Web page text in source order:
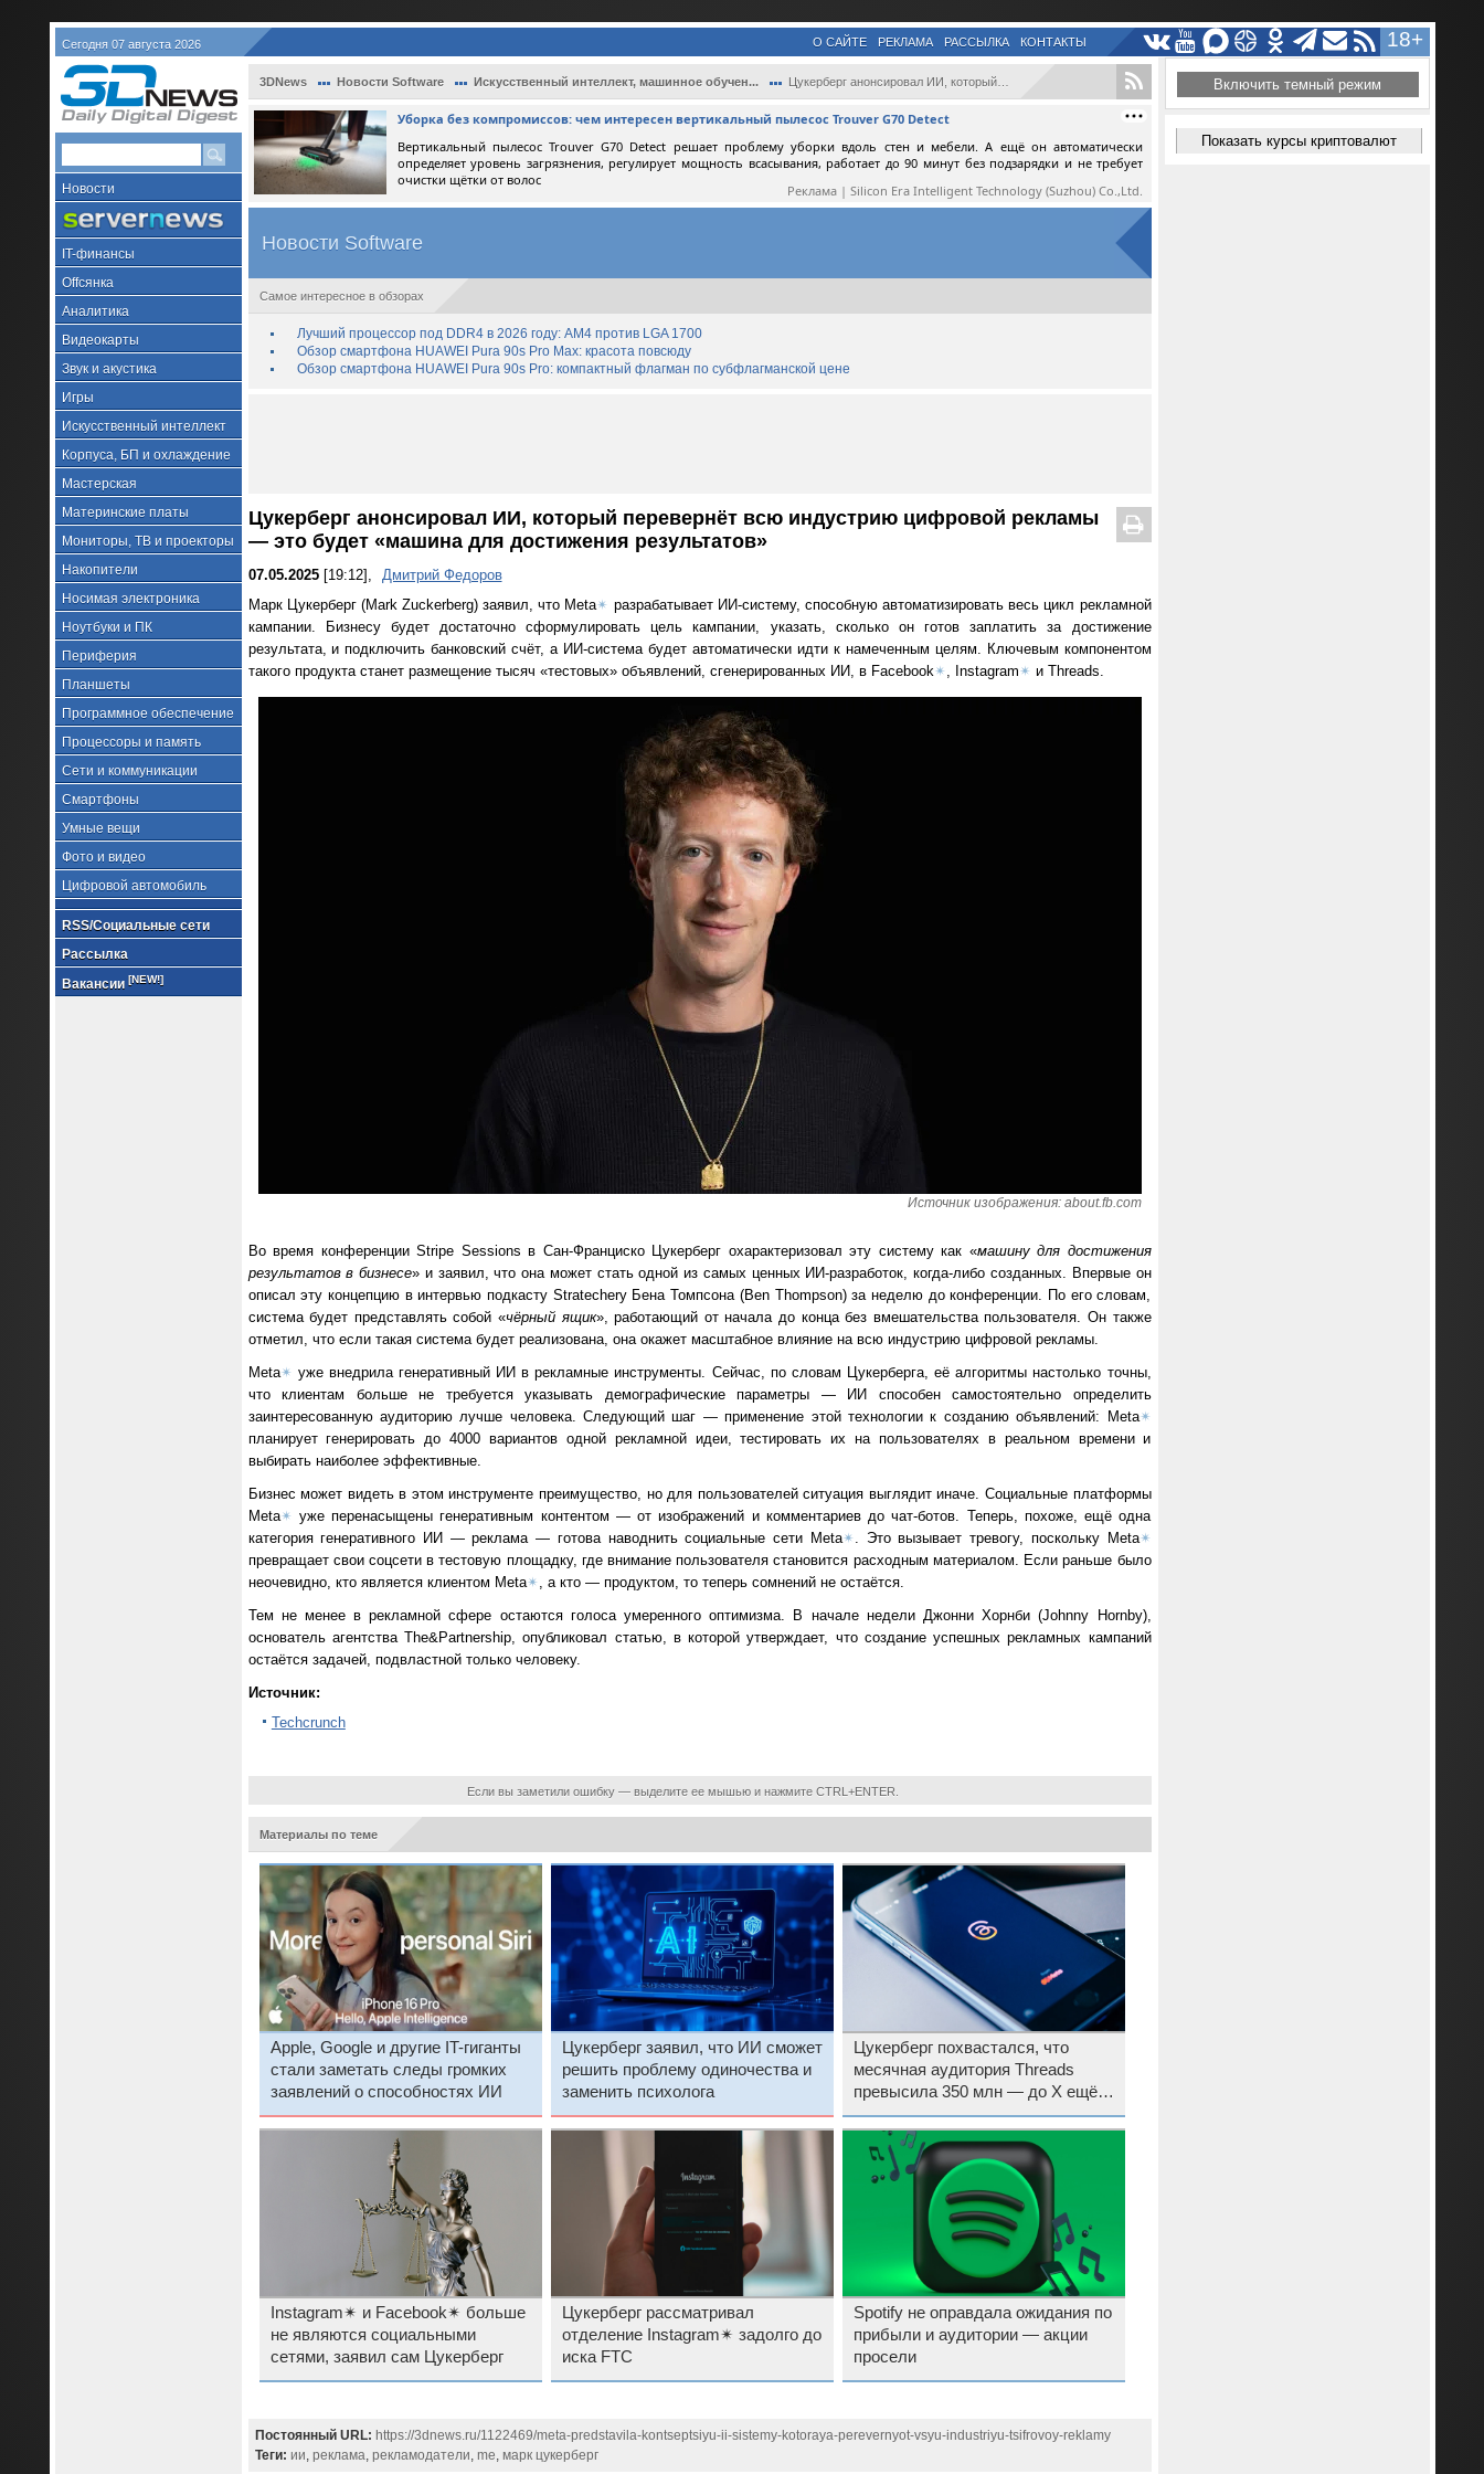
Сегодня 07 августа 2026 18+
О САЙТЕ РЕКЛАМА РАССЫЛКА КОНТАКТЫ
Новости
IT-финансы
Offсянка
Аналитика
Видеокарты
Звук и акустика
Игры
Искусственный интеллект
Корпуса, БП и охлаждение
Мастерская
Материнские платы
Мониторы, ТВ и проекторы
Накопители
Носимая электроника
Ноутбуки и ПК
Периферия
Планшеты
Программное обеспечение
Процессоры и память
Сети и коммуникации
Смартфоны
Умные вещи
Фото и видео
Цифровой автомобиль
RSS/Социальные сети
Рассылка
Вакансии [NEW!]
3DNews Новости Software Искусственный интеллект, машинное обучен... Цукерберг анонсировал ИИ, который переве...
Уборка без компромиссов: чем интересен вертикальный пылесос Trouver G70 Detect
Вертикальный пылесос Trouver G70 Detect решает проблему уборки вдоль стен и мебели. А ещё он автоматически
определяет уровень загрязнения, регулирует мощность всасывания, работает до 90 минут без подзарядки и не требует
очистки щётки от волос
Реклама | Silicon Era Intelligent Technology (Suzhou) Co.,Ltd.
Новости Software
Самое интересное в обзорах
Лучший процессор под DDR4 в 2026 году: AM4 против LGA 1700
Обзор смартфона HUAWEI Pura 90s Pro Max: красота повсюду
Обзор смартфона HUAWEI Pura 90s Pro: компактный флагман по субфлагманской цене
Цукерберг анонсировал ИИ, который перевернёт всю индустрию цифровой рекламы
— это будет «машина для достижения результатов»
07.05.2025[19:12],
Дмитрий Федоров
Марк Цукерберг (Mark Zuckerberg) заявил, что Meta✴ разрабатывает ИИ-систему, способную автоматизировать весь цикл рекламной
кампании. Бизнесу будет достаточно сформулировать цель кампании, указать, сколько он готов заплатить за достижение
результата, и подключить банковский счёт, а ИИ-система будет автоматически идти к намеченным целям. Ключевым компонентом
такого продукта станет размещение тысяч «тестовых» объявлений, сгенерированных ИИ, в Facebook✴ , Instagram✴ и Threads.
Источник изображения: about.fb.com
Во время конференции Stripe Sessions в Сан-Франциско Цукерберг охарактеризовал эту систему как «машину для достижения
результатов в бизнесе» и заявил, что она может стать одной из самых ценных ИИ-разработок, когда-либо созданных. Впервые он
описал эту концепцию в интервью подкасту Stratechery Бена Томпсона (Ben Thompson) за неделю до конференции. По его словам,
система будет представлять собой «чёрный ящик», работающий от начала до конца без вмешательства пользователя. Он также
отметил, что если такая система будет реализована, она окажет масштабное влияние на всю индустрию цифровой рекламы.
Meta✴ уже внедрила генеративный ИИ в рекламные инструменты. Сейчас, по словам Цукерберга, её алгоритмы настолько точны,
что клиентам больше не требуется указывать демографические параметры — ИИ способен самостоятельно определить
заинтересованную аудиторию лучше человека. Следующий шаг — применение этой технологии к созданию объявлений: Meta✴
планирует генерировать до 4000 вариантов одной рекламной идеи, тестировать их на пользователях в реальном времени и
выбирать наиболее эффективные.
Бизнес может видеть в этом инструменте преимущество, но для пользователей ситуация выглядит иначе. Социальные платформы
Meta✴ уже перенасыщены генеративным контентом — от изображений и комментариев до чат-ботов. Теперь, похоже, ещё одна
категория генеративного ИИ — реклама — готова наводнить социальные сети Meta✴ . Это вызывает тревогу, поскольку Meta✴
превращает свои соцсети в тестовую площадку, где внимание пользователя становится расходным материалом. Если раньше было
неочевидно, кто является клиентом Meta✴ , а кто — продуктом, то теперь сомнений не остаётся.
Тем не менее в рекламной сфере остаются голоса умеренного оптимизма. В начале недели Джонни Хорнби (Johnny Hornby),
основатель агентства The&Partnership, опубликовал статью, в которой утверждает, что создание успешных рекламных кампаний
остаётся задачей, подвластной только человеку.
Источник:
Techcrunch
Если вы заметили ошибку — выделите ее мышью и нажмите CTRL+ENTER.
Материалы по теме
Apple, Google и другие IT-гиганты
стали заметать следы громких
заявлений о способностях ИИ
Цукерберг заявил, что ИИ сможет
решить проблему одиночества и
заменить психолога
Цукерберг похвастался, что
месячная аудитория Threads
превысила 350 млн — до X ещё
далеко
Instagram✴ и Facebook✴ больше
не являются социальными
сетями, заявил сам Цукерберг
Цукерберг рассматривал
отделение Instagram✴ задолго до
иска FTC
Spotify не оправдала ожидания по
прибыли и аудитории — акции
просели
Постоянный URL: https://3dnews.ru/1122469/meta-predstavila-kontseptsiyu-ii-sistemy-kotoraya-perevernyot-vsyu-industriyu-tsifrovoy-reklamy
Теги: ии, реклама, рекламодатели, me, марк цукерберг
Включить темный режим
Показать курсы криптовалют